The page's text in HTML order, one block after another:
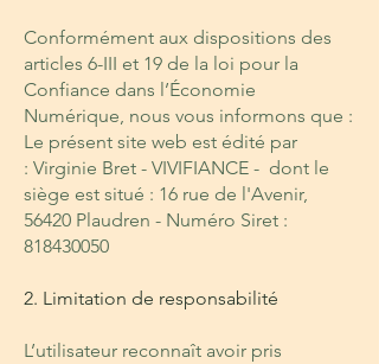
Conformément aux dispositions des
articles 6-III et 19 de la loi pour la
Confiance dans l’Économie
Numérique, nous vous informons que :
Le présent site web est édité par
: Virginie Bret - VIVIFIANCE - dont le
siège est situé : 16 rue de l'Avenir,
56420 Plaudren - Numéro Siret :
818430050
2. Limitation de responsabilité
L’utilisateur reconnaît avoir pris